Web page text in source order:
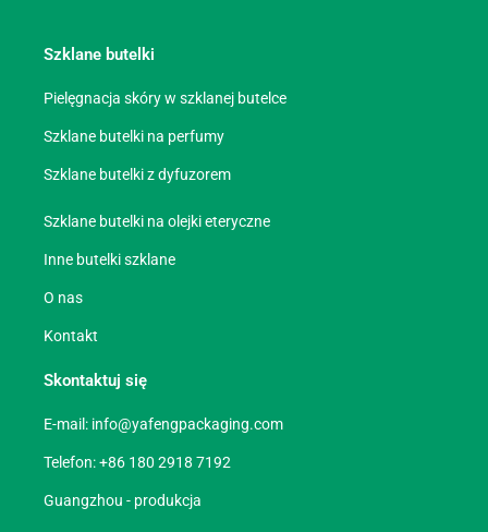
Szklane butelki
Pielęgnacja skóry w szklanej butelce
Szklane butelki na perfumy
Szklane butelki z dyfuzorem
Szklane butelki na olejki eteryczne
Inne butelki szklane
O nas
Kontakt
Skontaktuj się
E-mail: info@yafengpackaging.com
Telefon: +86 180 2918 7192
Guangzhou - produkcja